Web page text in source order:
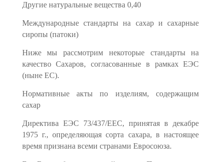
Другие натуральные вещества 0,40
Международные стандарты на сахар и сахарные
сиропы (патоки)
Ниже мы рассмотрим некоторые стандарты на
качество Сахаров, согласованные в рамках ЕЭС
(ныне ЕС).
Нормативные акты по изделиям, содержащим
сахар
Директива ЕЭС 73/437/ЕЕС, принятая в декабре
1975 г., определяющая сорта сахара, в настоящее
время признана всеми странами Евросоюза.